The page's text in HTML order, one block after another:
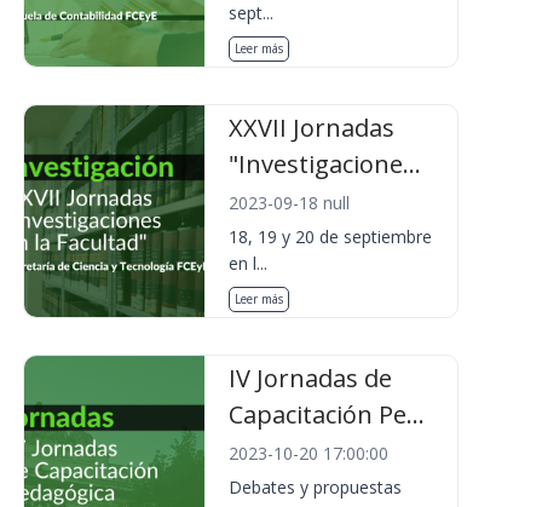
sept...
Leer más
XXVII Jornadas
"Investigacione...
2023-09-18 null
18, 19 y 20 de septiembre
en l...
Leer más
IV Jornadas de
Capacitación Pe...
2023-10-20 17:00:00
Debates y propuestas